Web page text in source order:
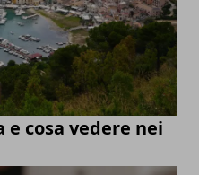
cosa vedere nei